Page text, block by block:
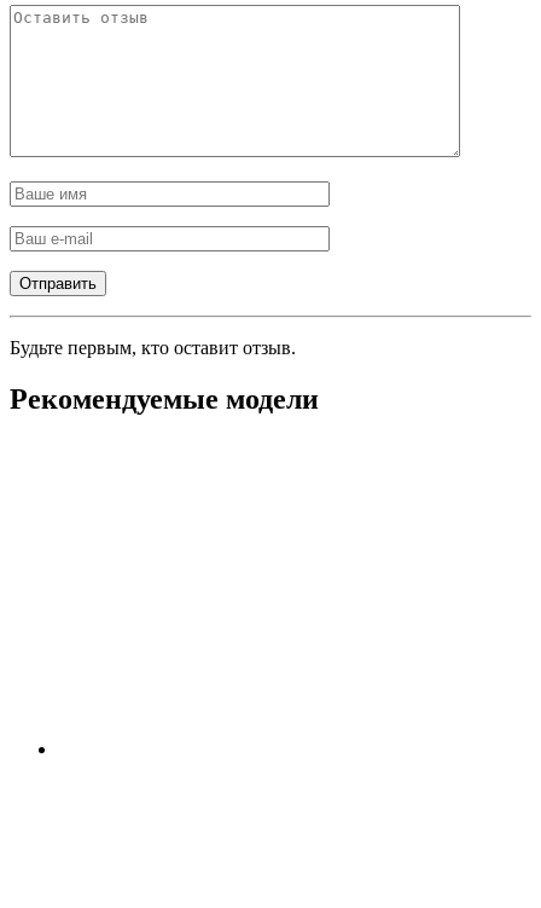
Будьте первым, кто оставит отзыв.
Рекомендуемые модели